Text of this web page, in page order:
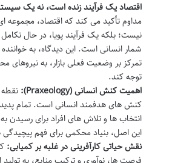
اقتصاد یک فرآیند زنده است، نه یک
مداوم تأکید می کند که اقتصاد، مجموعه
نیست؛ بلکه یک فرآیند پویا، در حال
شمار انسانی است. این دیدگاه، به
تمرکز بر وضعیت فعلی بازار، به نیروهای
توجه کند.
اهمیت کنش انسانی (Praxeology):
نقطه
کنش های هدفمند انسانی است. تمام
انتخاب ها و تلاش های افراد برای رسیدن
این اصل، بنیاد محکمی برای فهم پیچیدگی
نقش حیاتی کارآفرینی در غلبه بر کمیابی: